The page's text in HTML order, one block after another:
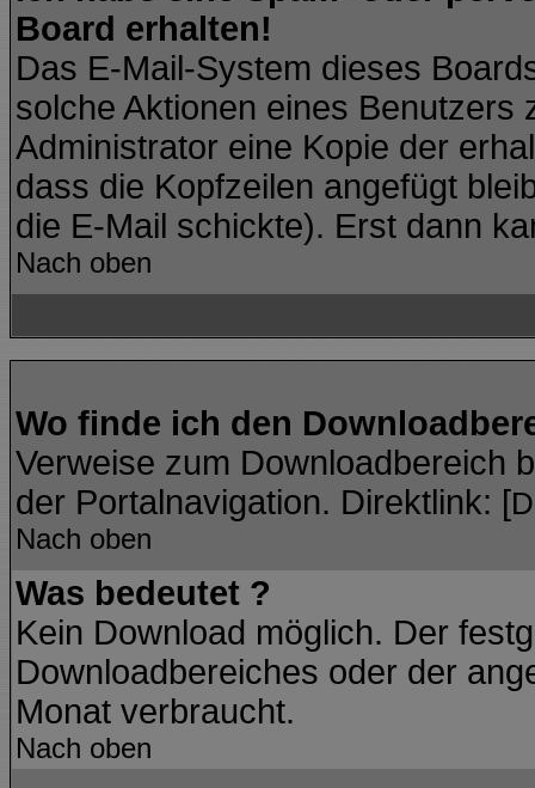
Board erhalten!
Das E-Mail-System dieses
solche Aktionen eines
Administrator eine Kopie der
dass die Kopfzeilen angefügt
die E-Mail schickte). Erst dann
Nach oben
Wo finde ich den
Verweise zum Downloadbereich
der Portalnavigation. Direktlink: [
Nach oben
Was bedeutet ?
Kein Download möglich. Der
Downloadbereiches oder der
Monat verbraucht.
Nach oben